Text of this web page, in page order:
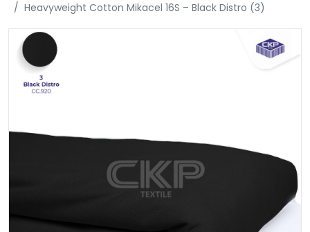
Heavyweight Cotton Mikacel 16S – Black Distro (3)